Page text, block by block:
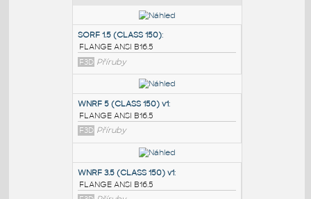
PODOBNÉ BLOKY
SORF 1.5 (CLASS 150):
FLANGE ANSI B16.5
F3D Příruby